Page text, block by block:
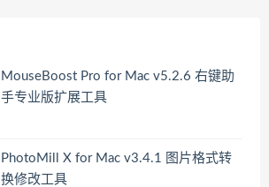
MouseBoost Pro for Mac v5.2.6 右键助
手专业版扩展工具
PhotoMill X for Mac v3.4.1 图片格式转
换修改工具